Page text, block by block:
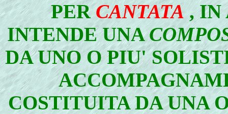
PERCANTATA, IN
INTENDE UNA
DA UNO O PIU'
COSTITUITA DA UNA